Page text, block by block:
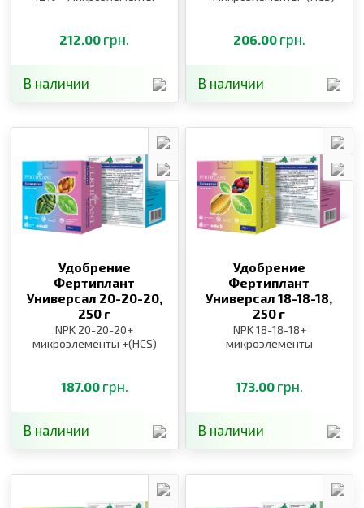
212.00 грн.
В наличии
206.00 грн.
В наличии
Удобрение
Фертиплант
Универсал 20-20-20,
250 г
NPK 20-20-20+
микроэлементы +(HCS)
187.00 грн.
В наличии
Удобрение
Фертиплант
Универсал 18-18-18,
250 г
NPK 18-18-18+
микроэлементы
173.00 грн.
В наличии